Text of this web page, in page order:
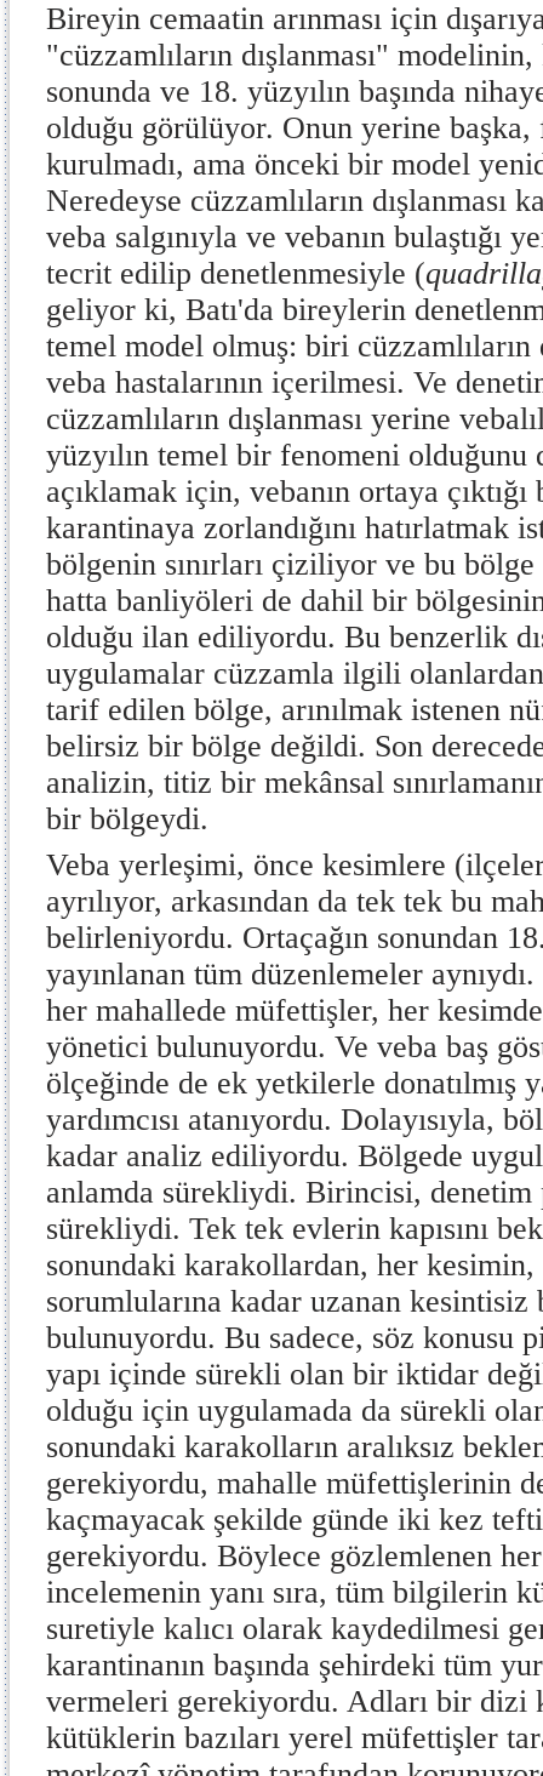
Bireyin cemaatin arınması için
"cüzzamlıların dışlanması"
sonunda ve 18. yüzyılın başında
olduğu görülüyor. Onun yerine
kurulmadı, ama önceki bir model
Neredeyse cüzzamlıların dışlanması
veba salgınıyla ve vebanın bulaştığı
tecrit edilip denetlenmesiyle (
geliyor ki, Batı'da bireylerin
temel model olmuş: biri cüzzamlıların
veba hastalarının içerilmesi. Ve
cüzzamlıların dışlanması yerine
yüzyılın temel bir fenomeni olduğunu
açıklamak için, vebanın ortaya
karantinaya zorlandığını hatırlatmak
bölgenin sınırları çiziliyor ve bu
hatta banliyöleri de dahil bir
olduğu ilan ediliyordu. Bu benzerlik
uygulamalar cüzzamla ilgili
tarif edilen bölge, arınılmak istenen
belirsiz bir bölge değildi. Son derecede
analizin, titiz bir mekânsal
bir bölgeydi.
Veba yerleşimi, önce kesimlere
ayrılıyor, arkasından da tek tek bu
belirleniyordu. Ortaçağın sonundan
yayınlanan tüm düzenlemeler
her mahallede müfettişler, her
yönetici bulunuyordu. Ve veba baş
ölçeğinde de ek yetkilerle
yardımcısı atanıyordu. Dolayısıyla,
kadar analiz ediliyordu. Bölgede
anlamda sürekliydi. Birincisi, denetim
sürekliydi. Tek tek evlerin kapısını
sonundaki karakollardan, her
sorumlularına kadar uzanan
bulunuyordu. Bu sadece, söz konusu
yapı içinde sürekli olan bir iktidar
olduğu için uygulamada da sürekli
sonundaki karakolların aralıksız
gerekiyordu, mahalle müfettişlerinin
kaçmayacak şekilde günde iki kez
gerekiyordu. Böylece gözlemlenen
incelemenin yanı sıra, tüm bilgilerin
suretiyle kalıcı olarak kaydedilmesi
karantinanın başında şehirdeki tüm
vermeleri gerekiyordu. Adları bir dizi
kütüklerin bazıları yerel müfettişler